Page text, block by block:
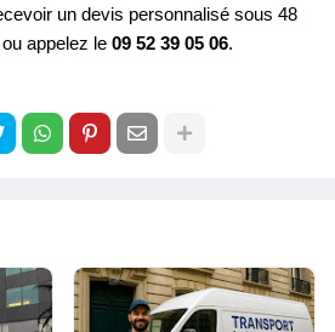
un devis personnalisé sous 48
ou appelez le 09 52 39 05 06.